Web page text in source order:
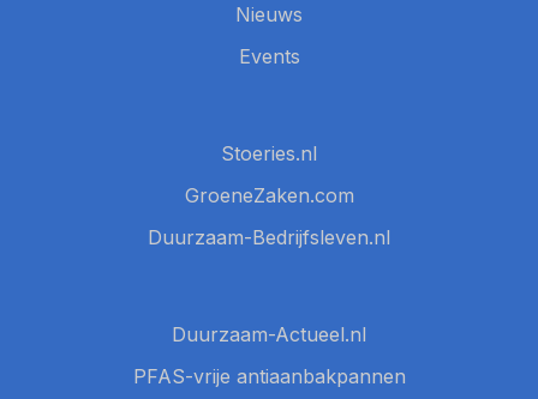
Nieuws
Events
Stoeries.nl
GroeneZaken.com
Duurzaam-Bedrijfsleven.nl
Duurzaam-Actueel.nl
PFAS-vrije antiaanbakpannen